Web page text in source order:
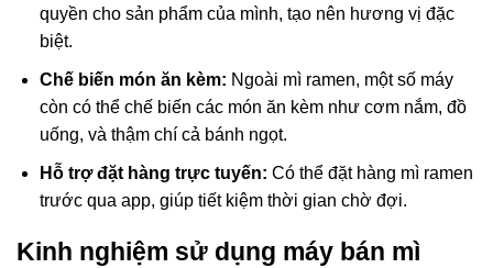
quyền cho sản phẩm của mình, tạo nên hương vị đặc
biệt.
Chế biến món ăn kèm: Ngoài mì ramen, một số máy
còn có thể chế biến các món ăn kèm như cơm nắm, đồ
uống, và thậm chí cả bánh ngọt.
Hỗ trợ đặt hàng trực tuyến: Có thể đặt hàng mì ramen
trước qua app, giúp tiết kiệm thời gian chờ đợi.
Kinh nghiệm sử dụng máy bán mì